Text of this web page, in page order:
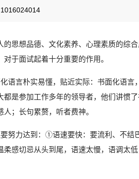
的思想品德、文化素养、 心理素质的综合
对于面试起着十分重要的作用。
语言朴实易懂， 贴近实际： 书面化语言，
都是参加工作多年的领导者， 他们讲惯了
人； 长句累赘， 听者费神。
努力达到： ①语速要快： 要流利、 不结
柔感切忌从头到尾， 语速太慢， 语调太低